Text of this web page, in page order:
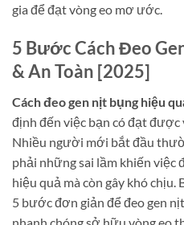
gia để đạt vòng eo mơ ước.
5 Bước Cách Đeo
& An Toàn [2025]
Cách đeo gen nịt bụng hiệu
định đến việc bạn có đạt được
Nhiều người mới bắt đầu
phải những sai lầm khiến việc
hiệu quả mà còn gây khó
5 bước đơn giản để đeo gen